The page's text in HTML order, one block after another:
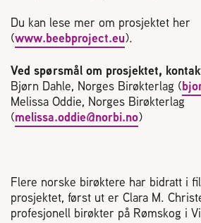
Du kan lese mer om prosjektet her
(www.beebproject.eu).
Ved spørsmål om prosjektet,
Bjørn Dahle, Norges Birøkterlag (
Melissa Oddie, Norges Birøkterlag
(melissa.oddie@norbi.no)
Flere norske birøktere har bidratt i
prosjektet, først ut er Clara M.
profesjonell birøkter på Rømskog i